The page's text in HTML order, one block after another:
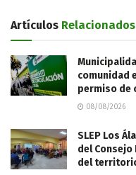
Artículos Relacionados
comunidad
permiso de
08/08/2026
SLEP Los
del
del